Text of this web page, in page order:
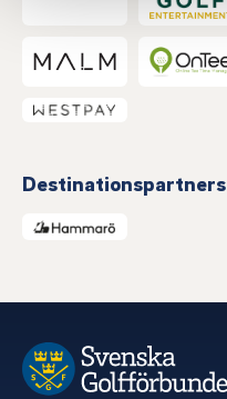
Destinationspartners